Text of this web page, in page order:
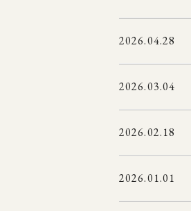
2026.04.28
2026.03.04
2026.02.18
2026.01.01